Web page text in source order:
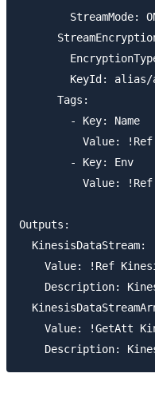
StreamMode:
KeyId:
      Tags:
        - Key: Name
Value:
        - Key: Env
Value:
Outputs:
  KinesisDataStream:
Value: !Ref
Description:
Value: !GetAtt